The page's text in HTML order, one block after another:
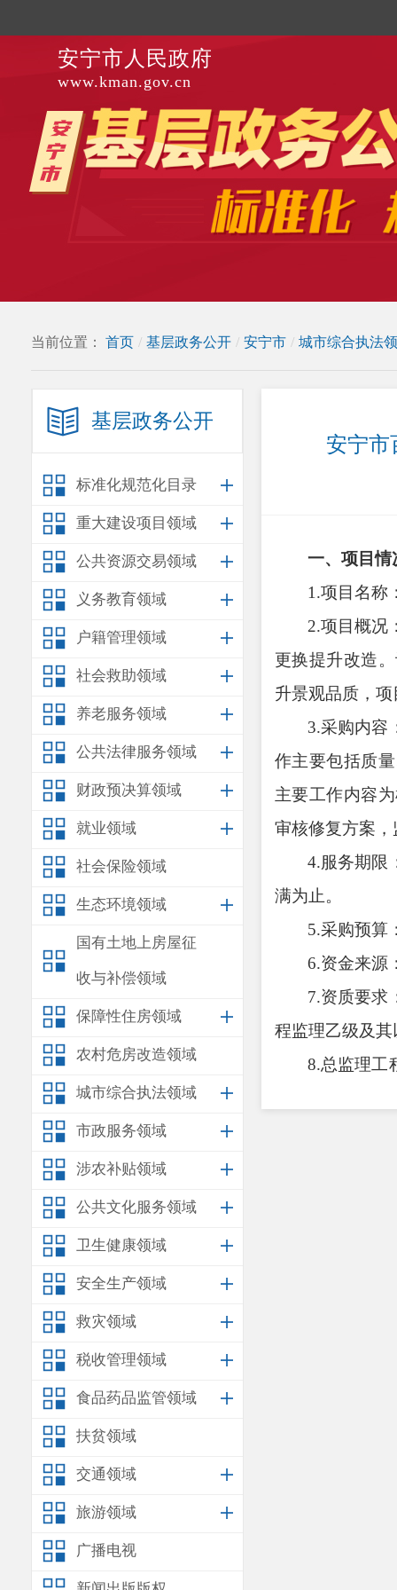
安宁市人民政府
www.kman.gov.cn
当前位置： 首页 / 基层政务公开 / 安宁市 / 城市综合执法
基层政务公开
标准化规范化目录
重大建设项目领域
公共资源交易领域
义务教育领域
户籍管理领域
社会救助领域
养老服务领域
公共法律服务领域
财政预决算领域
就业领域
社会保险领域
生态环境领域
国有土地上房屋征
收与补偿领域
保障性住房领域
农村危房改造领域
城市综合执法领域
市政服务领域
涉农补贴领域
公共文化服务领域
卫生健康领域
安全生产领域
救灾领域
税收管理领域
食品药品监管领域
扶贫领域
交通领域
旅游领域
广播电视
安宁市
一、项目情
1.项目名称
2.项目概况
更换提升改造
升景观品质，
3.采购内容
作主要包括质
主要工作内容
审核修复方案
4.服务期限
满为止。
5.采购预算
6.资金来源
7.资质要求
程监理乙级及
8.总监理工